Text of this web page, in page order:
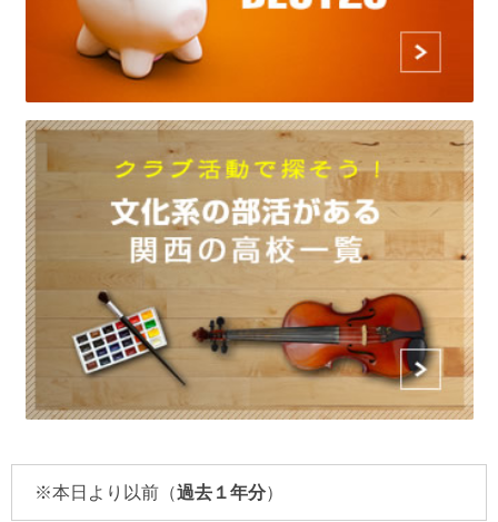
※本日より以前（過去１年分）